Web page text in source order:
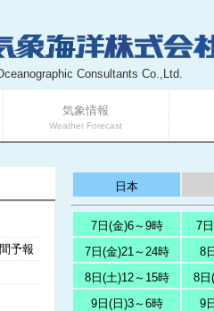
Consultants Co.,Ltd.
気象情報
Weather Forecast
日本
7日(金)6～9時
7
7日(金)21～24時
8
8日(土)12～15時
8日
9日(日)3～6時
9
予報